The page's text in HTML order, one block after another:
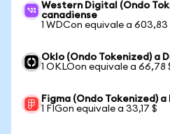
Western Digital (Ondo
canadiense
1 WDCon equivale a 603,83
Oklo (Ondo Tokenized) a
1 OKLOon equivale a 66,78
Figma (Ondo Tokenized)
1 FIGon equivale a 33,17 $